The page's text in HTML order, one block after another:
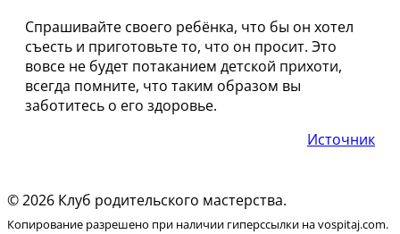
Спрашивайте своего ребёнка, что бы он хотел
съесть и приготовьте то, что он просит. Это
вовсе не будет потаканием детской прихоти,
всегда помните, что таким образом вы
заботитесь о его здоровье.
Источник
© 2026 Клуб родительского мастерства.
Копирование разрешено при наличии гиперссылки на vospitaj.com.